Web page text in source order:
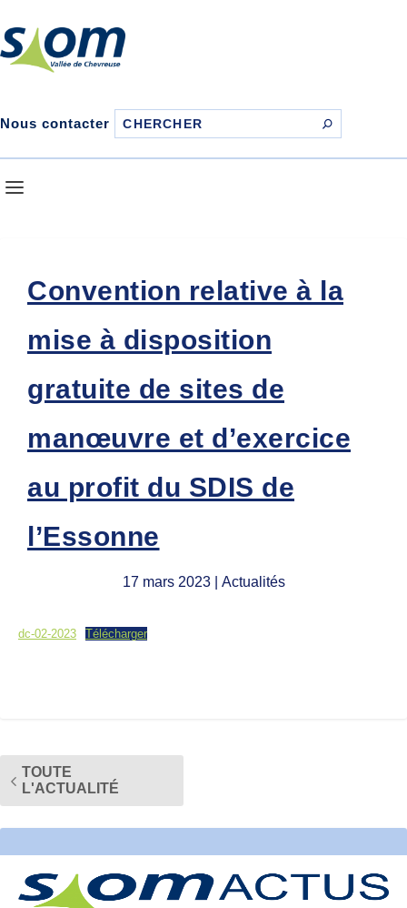
Nous contacter
Convention relative à la
mise à disposition
gratuite de sites de
manœuvre et d’exercice
au profit du SDIS de
l’Essonne
17 mars 2023| Actualités
dc-02-2023 Télécharger
TOUTE
L'ACTUALITÉ